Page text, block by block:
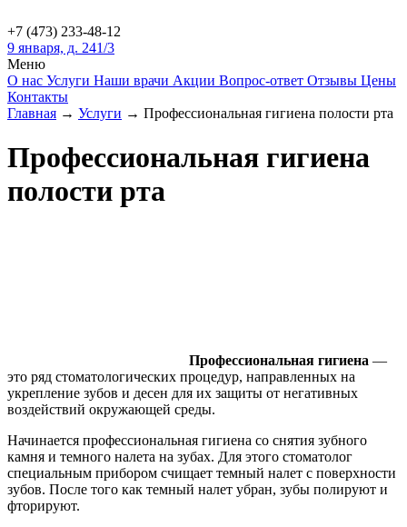
+7 (473) 233-48-12
9 января, д. 241/3
Меню
О нас Услуги Наши врачи Акции Вопрос-ответ Отзывы Цены
Контакты
Главная → Услуги → Профессиональная гигиена полости рта
Профессиональная гигиена
полости рта
Профессиональная гигиена —
это ряд стоматологических процедур, направленных на
укрепление зубов и десен для их защиты от негативных
воздействий окружающей среды.
Начинается профессиональная гигиена со снятия зубного
камня и темного налета на зубах. Для этого стоматолог
специальным прибором счищает темный налет с поверхности
зубов. После того как темный налет убран, зубы полируют и
фторируют.